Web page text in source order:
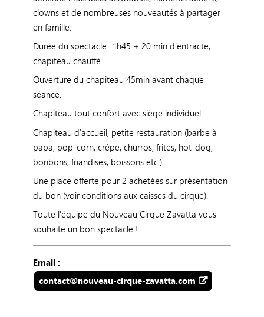
clowns et de nombreuses nouveautés à partager
en famille.
Durée du spectacle : 1h45 + 20 min d'entracte,
chapiteau chauffé.
Ouverture du chapiteau 45min avant chaque
séance.
Chapiteau tout confort avec siège individuel.
Chapiteau d'accueil, petite restauration (barbe à
papa, pop-corn, crêpe, churros, frites, hot-dog,
bonbons, friandises, boissons etc.)
Une place offerte pour 2 achetées sur présentation
du bon (voir conditions aux caisses du cirque).
Toute l'équipe du Nouveau Cirque Zavatta vous
souhaite un bon spectacle !
Email :
contact@nouveau-cirque-zavatta.com